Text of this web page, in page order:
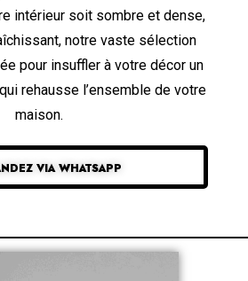
intérieur soit sombre et dense,
notre vaste sélection
pour insuffler à votre décor un
rehausse l’ensemble de votre
maison.
VIA WHATSAPP